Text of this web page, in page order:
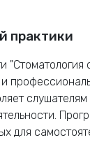
практики
для